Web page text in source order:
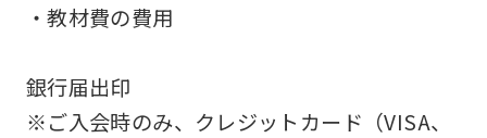
・教材費の費用
銀行届出印
※ご入会時のみ、クレジットカード（VISA、
service.